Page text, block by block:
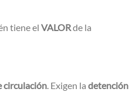
tiene el VALORde la
circulación. Exigen la detención